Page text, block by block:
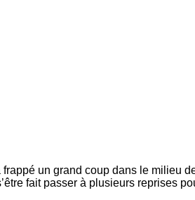
frappé un grand coup dans le milieu
fait passer à plusieurs reprises